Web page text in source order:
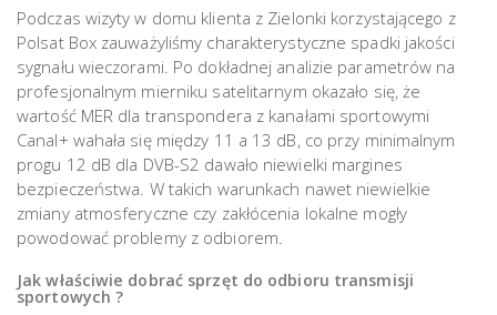
Podczas wizyty w domu klienta z Zielonki korzystającego z
Polsat Box zauważyliśmy charakterystyczne spadki jakości
sygnału wieczorami. Po dokładnej analizie parametrów na
profesjonalnym mierniku satelitarnym okazało się, że
wartość MER dla transpondera z kanałami sportowymi
Canal+ wahała się między 11 a 13 dB, co przy minimalnym
progu 12 dB dla DVB-S2 dawało niewielki margines
bezpieczeństwa. W takich warunkach nawet niewielkie
zmiany atmosferyczne czy zakłócenia lokalne mogły
powodować problemy z odbiorem.
Jak właściwie dobrać sprzęt do odbioru transmisji
sportowych ?